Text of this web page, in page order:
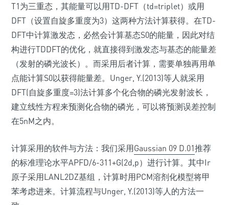
T1为三重态，其能量可以用TD-DFT（td=triplet）或用
DFT（设置自旋多重度为3）这两种方法计算获得。在TD-
DFT中计算激发态，必然会计算基态S0的能量，因此对结
构进行TDDFT的优化，就直接得到激发态与基态的能量差
（发射的磷光波长）。而采用后者计算，需要单独再用单
点能计算S0以获得能量差。Unger, Y.(2013)等人就采用
DFT(自旋多重度=3)法计算多个化合物的磷光发射波长，
建立线性方程来预测化合物的磷光，可以将预测误差控制
在5nM之内。
计算采用的软件与方法：我们采用Gaussian 09 D.01推荐
的标准理论水平APFD/6-311+G(2d,p）进行计算。其中Ir
原子采用LANL2DZ基组，计算时用PCM溶剂化模型将甲
苯考虑进来。计算流程与Unger, Y.(2013)等人的方法一